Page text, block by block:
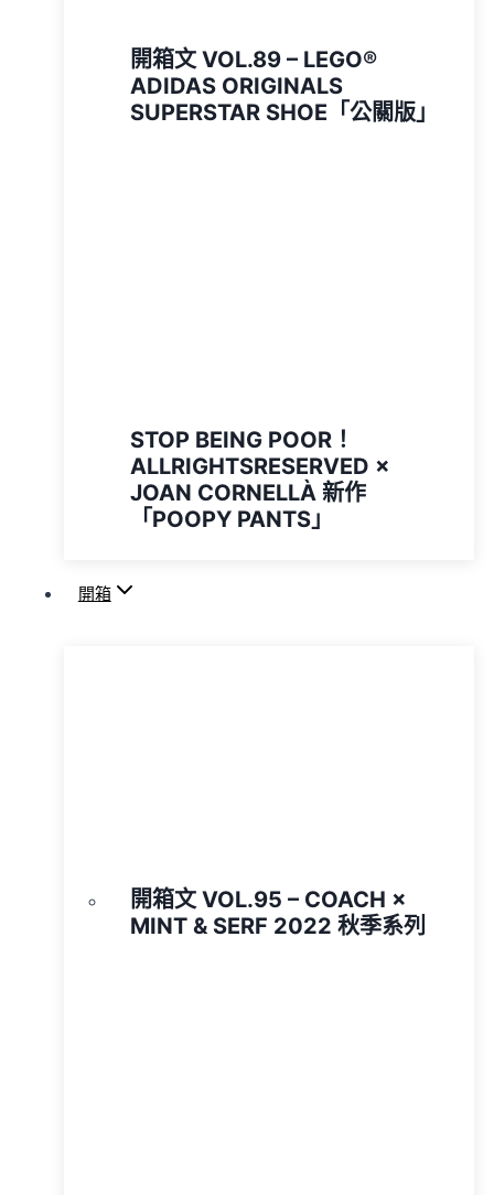
開箱文 VOL.89 – LEGO®
ADIDAS ORIGINALS
SUPERSTAR SHOE「公關版」
STOP BEING POOR！
ALLRIGHTSRESERVED ×
JOAN CORNELLÀ 新作
「POOPY PANTS」
開箱
開箱文 VOL.95 – COACH ×
MINT & SERF 2022 秋季系列